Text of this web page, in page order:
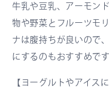
牛乳や豆乳、アーモン
物や野菜とフルーツモ
ナは腹持ちが良いので
にするのもおすすめです
【ヨーグルトやアイスに